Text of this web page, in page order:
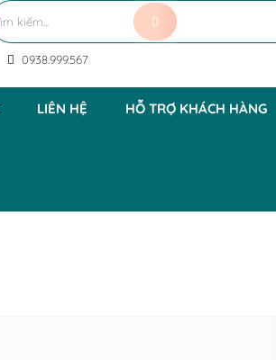
0938.999.567
LIÊN HỆ HỖ TRỢ KHÁCH HÀNG